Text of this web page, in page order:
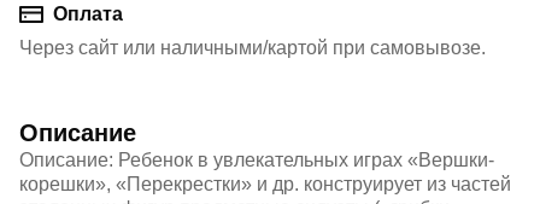
Оплата
Через сайт или наличными/картой при самовывозе.
Описание
Описание: Ребенок в увлекательных играх «Вершки-
корешки», «Перекрестки» и др. конструирует из частей